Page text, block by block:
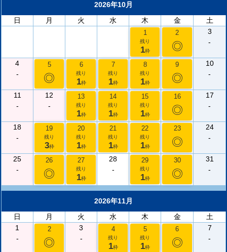
2026年10月
日
月 火 水 木 金 土
1
残り
1枠
2
◎
3
-
4
-
5
◎
6
残り
1枠
7
残り
1枠
8
残り
1枠
9
◎
10
-
11
-
12
-
13
残り
1枠
14
残り
1枠
15
残り
1枠
16
◎
17
-
18
-
19
残り
3枠
20
残り
1枠
21
残り
1枠
22
残り
1枠
23
◎
24
-
25
-
26
◎
27
残り
1枠
28
-
29
残り
1枠
30
◎
31
-
2026年11月
日
月 火 水 木 金
土
1
-
2
◎
3
-
4
残り
1枠
5
残り
1枠
6
◎
7
-